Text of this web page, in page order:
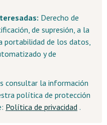
Derecho de
de supresión, a la
de los datos,
y de
consultar la información
política de protección
Política de privacidad .